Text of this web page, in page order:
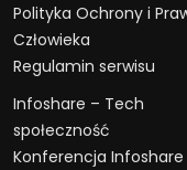
Polityka Ochrony i
Człowieka
Regulamin serwisu
Infoshare – Tech
społeczność
Konferencja Infoshare